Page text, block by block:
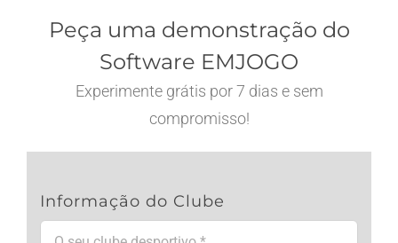
Peça uma demonstração do
Software EMJOGO
Experimente grátis por 7 dias e sem
compromisso!
Informação do Clube